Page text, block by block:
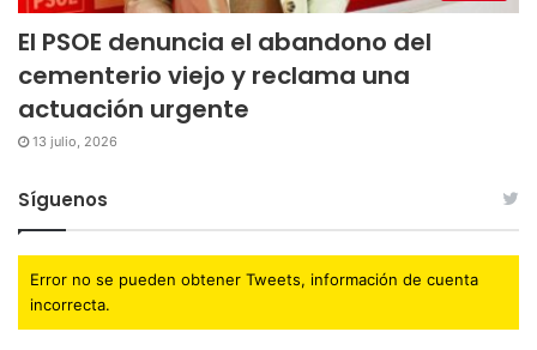
El PSOE denuncia el abandono del
cementerio viejo y reclama una
actuación urgente
13 julio, 2026
Síguenos
Error no se pueden obtener Tweets, información de cuenta
incorrecta.